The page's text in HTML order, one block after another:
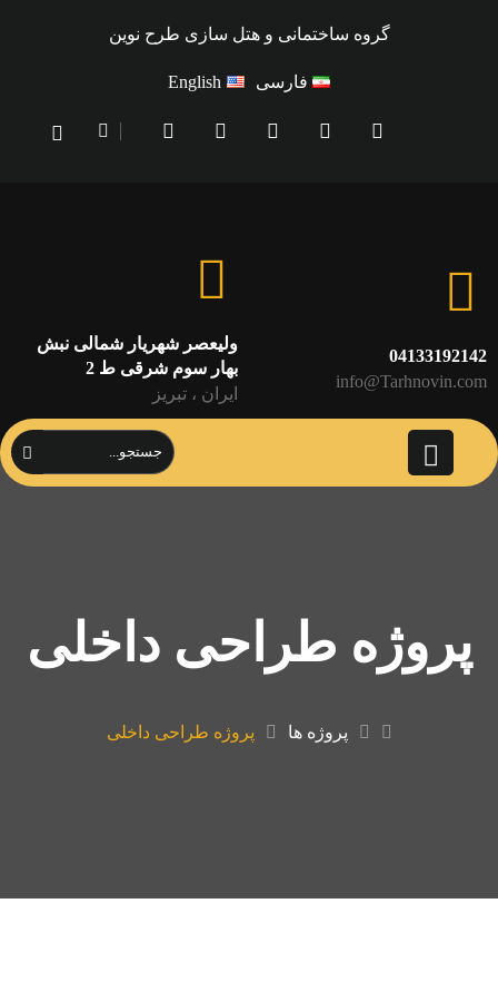
گروه ساختمانی و هتل سازی طرح نوین
فارسی English
04133192142
info@Tarhnovin.com
ولیعصر شهریار شمالی نبش
بهار سوم شرقی ط 2
ایران ، تبریز
پروژه طراحی داخلی
پروژه ها پروژه طراحی داخلی